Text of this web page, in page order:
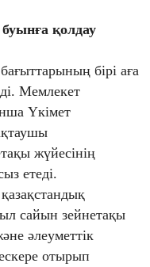
қолдау
бірі аға
Мемлекет
Үкімет
жүйесінің
етеді.
сайын зейнетақы
әлеуметтік
отырып